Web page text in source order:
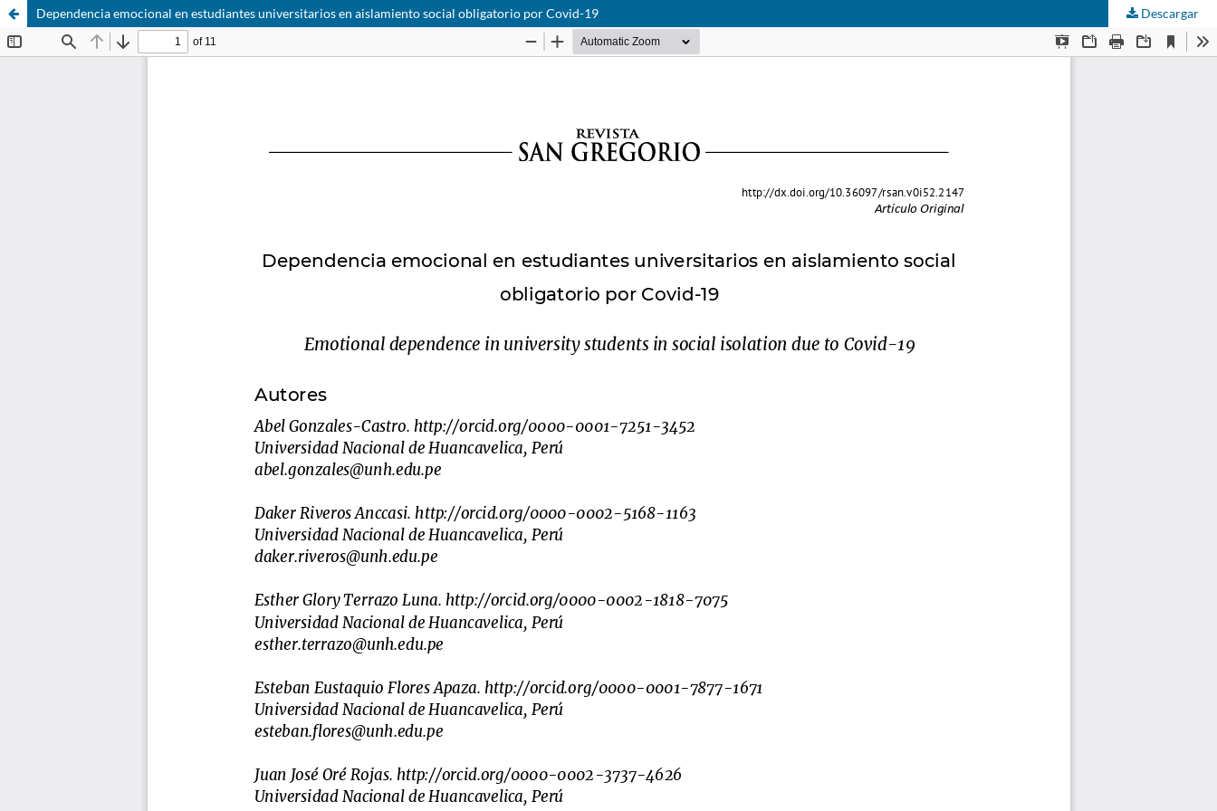
Dependencia emocional en estudiantes universitarios en aislamiento social obligatorio por Covid-19 Descargar